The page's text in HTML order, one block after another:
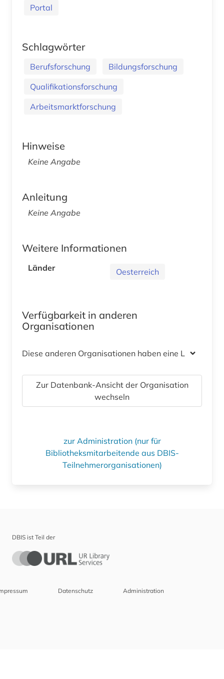
Portal
Schlagwörter
Berufsforschung
Bildungsforschung
Qualifikationsforschung
Arbeitsmarktforschung
Hinweise
Keine Angabe
Anleitung
Keine Angabe
Weitere Informationen
Länder Oesterreich
Verfügbarkeit in anderen
Organisationen
Diese anderen Organisationen haben eine Lizenz
Zur Datenbank-Ansicht der Organisation
wechseln
zur Administration (nur für
Bibliotheksmitarbeitende aus DBIS-
Teilnehmerorganisationen)
DBIS ist Teil der
Datenschutz Administration